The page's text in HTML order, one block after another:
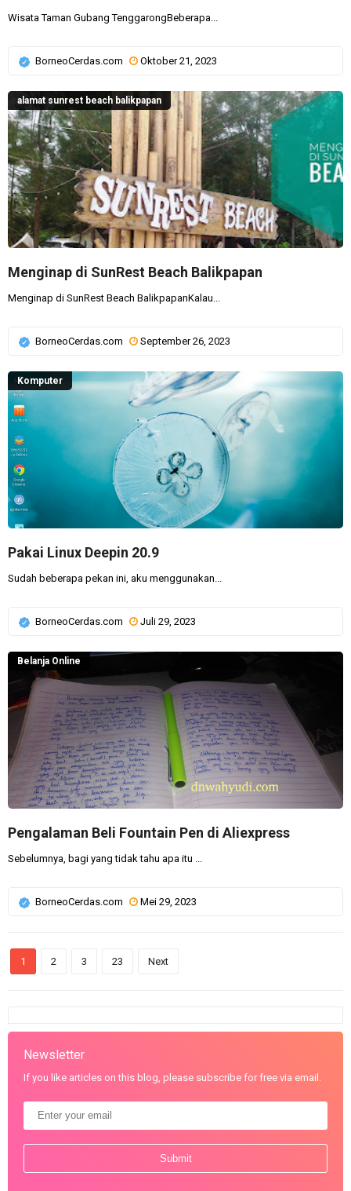
Wisata Taman Gubang TenggarongBeberapa...
BorneoCerdas.com Oktober 21, 2023
Menginap di SunRest Beach Balikpapan
alamat sunrest beach balikpapan
Menginap di SunRest Beach BalikpapanKalau...
BorneoCerdas.com September 26, 2023
Pakai Linux Deepin 20.9
Komputer
Sudah beberapa pekan ini, aku menggunakan...
BorneoCerdas.com Juli 29, 2023
Pengalaman Beli Fountain Pen di Aliexpress
Belanja Online
Sebelumnya, bagi yang tidak tahu apa itu ...
BorneoCerdas.com Mei 29, 2023
1 2 3 23 Next
Newsletter
If you like articles on this blog, please subscribe for free via email.